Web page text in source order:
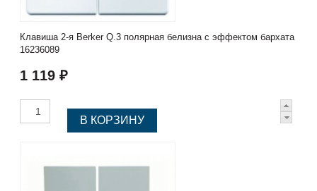
Клавиша 2-я Berker Q.3 полярная белизна с эффектом бархата
16236089
1 119 ₽